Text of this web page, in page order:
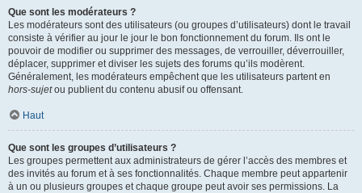
Que sont les modérateurs ?
Les modérateurs sont des utilisateurs (ou groupes d’utilisateurs) dont le travail
consiste à vérifier au jour le jour le bon fonctionnement du forum. Ils ont le
pouvoir de modifier ou supprimer des messages, de verrouiller, déverrouiller,
déplacer, supprimer et diviser les sujets des forums qu’ils modèrent.
Généralement, les modérateurs empêchent que les utilisateurs partent en
hors-sujetou publient du contenu abusif ou offensant.
Haut
Que sont les groupes d’utilisateurs ?
Les groupes permettent aux administrateurs de gérer l’accès des membres et
des invités au forum et à ses fonctionnalités. Chaque membre peut appartenir
à un ou plusieurs groupes et chaque groupe peut avoir ses permissions. La